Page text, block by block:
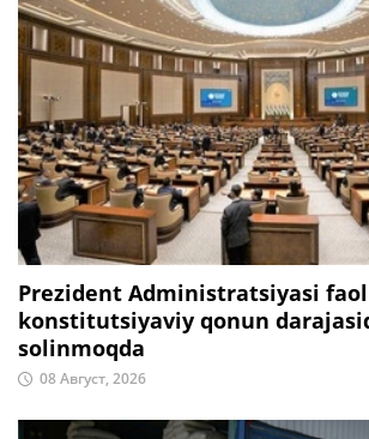
Prezident Administratsiyasi
konstitutsiyaviy qonun
solinmoqda
08 Август, 2026